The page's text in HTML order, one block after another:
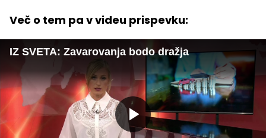
Več o tem pa v videu prispevku:
IZ SVETA: Zavarovanja bodo dražja